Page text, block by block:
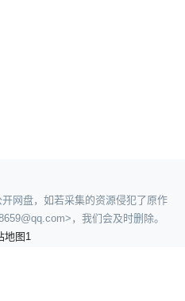
网盘，如若采集的资源侵犯了原作
，我们会及时删除。
地图1